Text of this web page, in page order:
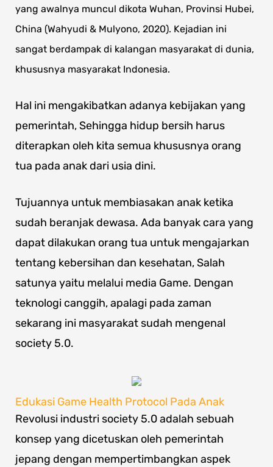
yang awalnya muncul dikota Wuhan, Provinsi Hubei,
China (Wahyudi & Mulyono, 2020). Kejadian ini
sangat berdampak di kalangan masyarakat di dunia,
khususnya masyarakat Indonesia.
Hal ini mengakibatkan adanya kebijakan yang
pemerintah, Sehingga hidup bersih harus
diterapkan oleh kita semua khususnya orang
tua pada anak dari usia dini.
Tujuannya untuk membiasakan anak ketika
sudah beranjak dewasa. Ada banyak cara yang
dapat dilakukan orang tua untuk mengajarkan
tentang kebersihan dan kesehatan, Salah
satunya yaitu melalui media Game. Dengan
teknologi canggih, apalagi pada zaman
sekarang ini masyarakat sudah mengenal
society 5.0.
Edukasi Game Health Protocol Pada Anak
Revolusi industri society 5.0 adalah sebuah
konsep yang dicetuskan oleh pemerintah
jepang dengan mempertimbangkan aspek